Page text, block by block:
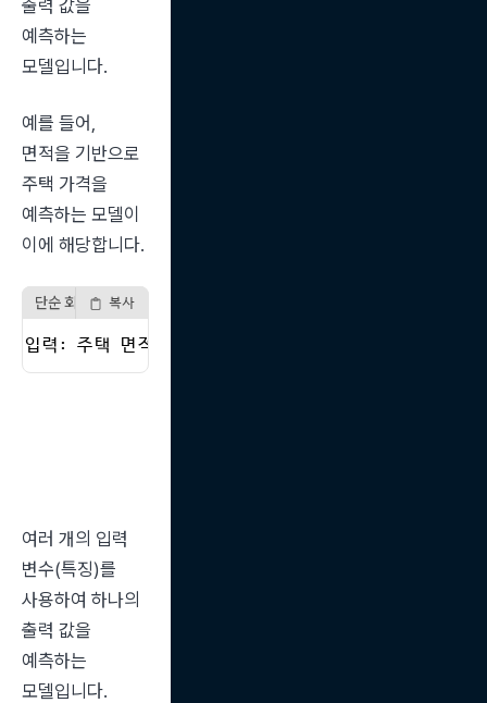
출력 값을
예측하는
모델입니다.
예를 들어,
면적을 기반으로
주택 가격을
예측하는 모델이
이에 해당합니다.
단순 회귀 예제복사
입력: 주택 면적 → 출력: 예상 가격
여러 개의 입력
변수(특징)를
사용하여 하나의
출력 값을
예측하는
모델입니다.